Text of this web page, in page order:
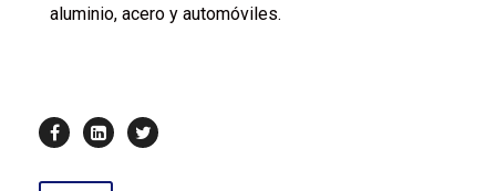
aluminio, acero y automóviles.